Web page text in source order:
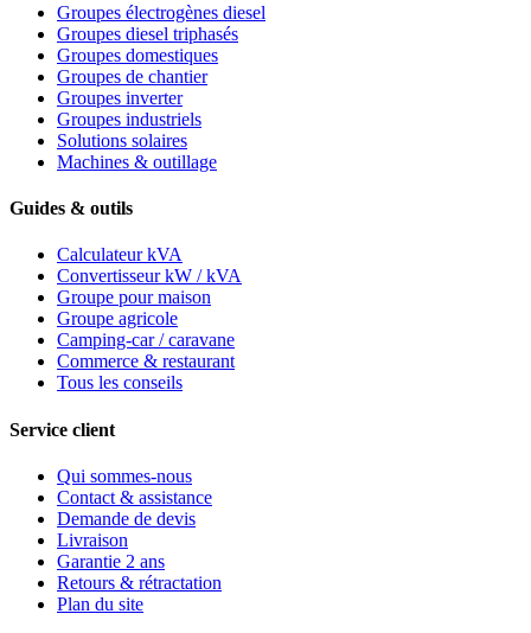
Groupes électrogènes diesel
Groupes diesel triphasés
Groupes domestiques
Groupes de chantier
Groupes inverter
Groupes industriels
Solutions solaires
Machines & outillage
Guides & outils
Calculateur kVA
Convertisseur kW / kVA
Groupe pour maison
Groupe agricole
Camping-car / caravane
Commerce & restaurant
Tous les conseils
Service client
Qui sommes-nous
Contact & assistance
Demande de devis
Livraison
Garantie 2 ans
Retours & rétractation
Plan du site